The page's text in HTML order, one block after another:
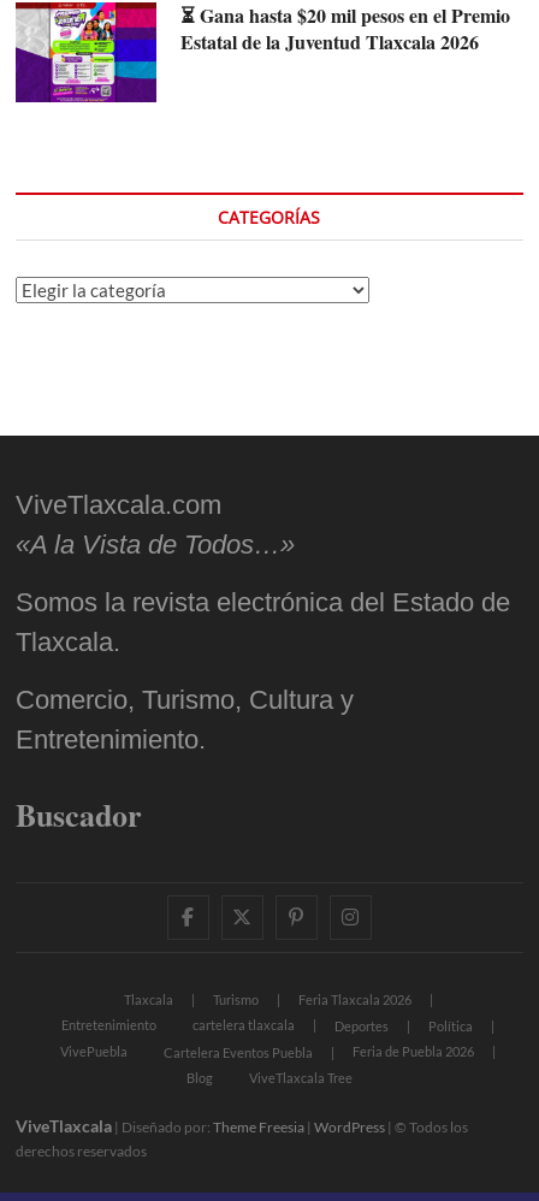
⏳ Gana hasta $20 mil pesos en el Premio
Estatal de la Juventud Tlaxcala 2026
CATEGORÍAS
Categorías
ViveTlaxcala.com
«A la Vista de Todos…»
Somos la revista electrónica del Estado de
Tlaxcala.
Comercio, Turismo, Cultura y
Entretenimiento.
Buscador
facebooktwitter
pinterestinstagram
Tlaxcala Turismo
Feria Tlaxcala 2026
Entretenimiento
cartelera tlaxcala Deportes
Política
VivePuebla
Cartelera Eventos Puebla
Feria de Puebla 2026
Blog
ViveTlaxcala Tree
ViveTlaxcala | Diseñado por:Theme Freesia |WordPress | © Todos los
derechos reservados